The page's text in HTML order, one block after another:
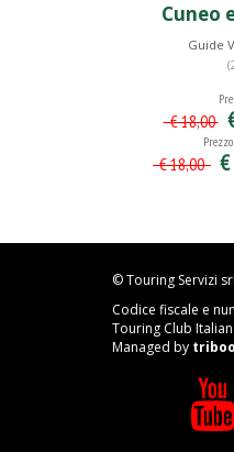
Cuneo
Guide
€ 18,00
€ 18,00 €
© Touring Servizi
Codice fiscale e
Touring Club
Managed by